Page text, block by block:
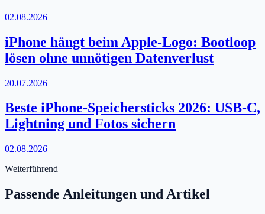
02.08.2026
iPhone hängt beim Apple-Logo: Bootloop
lösen ohne unnötigen Datenverlust
20.07.2026
Beste iPhone-Speichersticks 2026: USB-C,
Lightning und Fotos sichern
02.08.2026
Weiterführend
Passende Anleitungen und Artikel